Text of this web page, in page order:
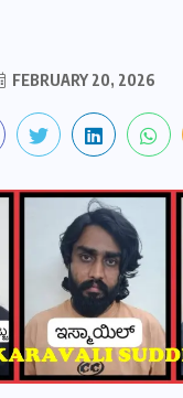
FEBRUARY 20, 2026